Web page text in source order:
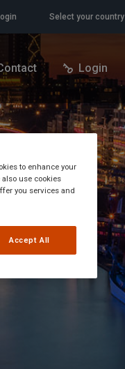
Select your country
Login
to enhance your
use cookies
you services and
Accept All